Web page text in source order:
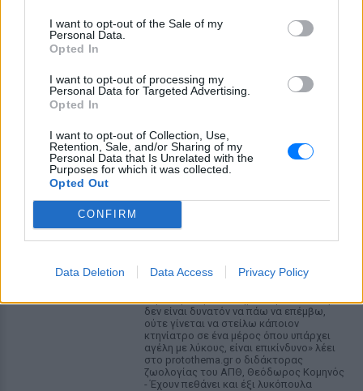
I want to opt-out of the Sale of my
Personal Data.
Opted In
I want to opt-out of processing my
Personal Data for Targeted Advertising.
Opted In
I want to opt-out of Collection, Use,
Retention, Sale, and/or Sharing of my
Personal Data that Is Unrelated with the
Purposes for which it was collected.
Opted Out
CONFIRM
Data Deletion Data Access Privacy Policy
ΔΕΙΤΕ ΕΠΙΣΗΣ
ΣΤΗΝ ΙΔΙΑ ΚΑΤΗΓΟΡΙΑ
ερευνητής που κατέγραφε τη
συμβίωση του μικρού σκυλιού
με αγέλη λύκων εξηγεί γιατί
ΣΉΜΕΡΑ
«Κρατάμε την επιστημονική απόσταση,
δεν είναι δυνατόν να πάω να επέμβω,
ούτε γίνεται να στείλω κάποιον
κτηνίατρο σε ένα μέρος όπου υπάρχει
αγέλη με λύκους, είναι επικίνδυνο» λέει
στο protothema.gr ο διδάκτορας
ζωολογίας του ΑΠΘ, Θεόδωρος Κομηνός
- Έχουν πεθάνει και έξι λυκόπουλα